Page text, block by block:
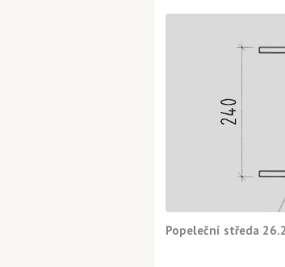
Popeleční středa